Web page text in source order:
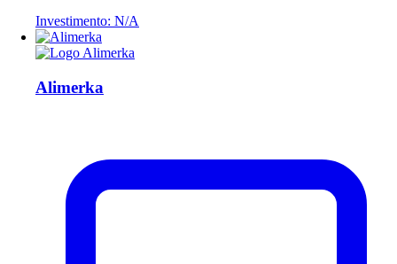
Investimento: N/A
Alimerka